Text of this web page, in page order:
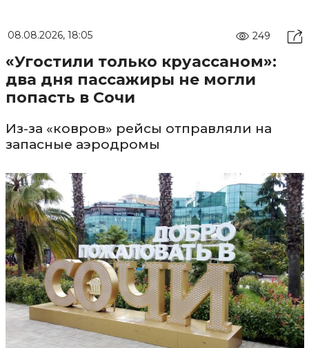
08.08.2026, 18:05 249
«Угостили только круассаном»:
два дня пассажиры не могли
попасть в Сочи
Из-за «ковров» рейсы отправляли на
запасные аэродромы